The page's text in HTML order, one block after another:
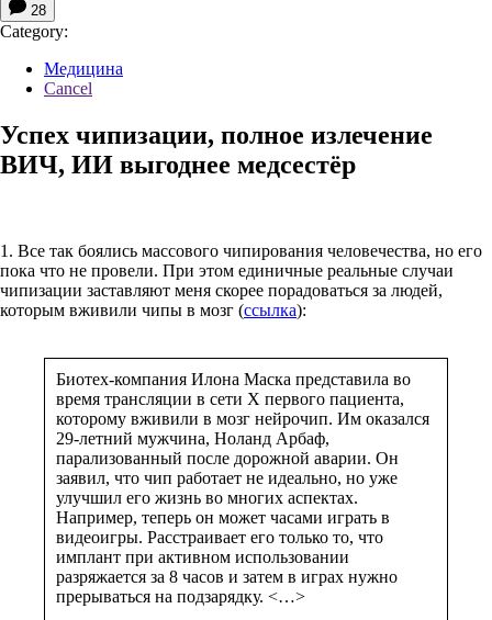
28
Category:
Медицина
Cancel
Успех чипизации, полное излечение
ВИЧ, ИИ выгоднее медсестёр
1. Все так боялись массового чипирования человечества, но его
пока что не провели. При этом единичные реальные случаи
чипизации заставляют меня скорее порадоваться за людей,
которым вживили чипы в мозг (ссылка):
Биотех-компания Илона Маска представила во
время трансляции в сети Х первого пациента,
которому вживили в мозг нейрочип. Им оказался
29-летний мужчина, Ноланд Арбаф,
парализованный после дорожной аварии. Он
заявил, что чип работает не идеально, но уже
улучшил его жизнь во многих аспектах.
Например, теперь он может часами играть в
видеоигры. Расстраивает его только то, что
имплант при активном использовании
разряжается за 8 часов и затем в играх нужно
прерываться на подзарядку. <…>